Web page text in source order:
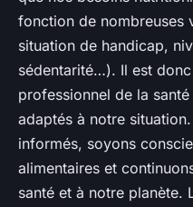
fonction de nombreuses
situation de handicap,
sédentarité…). Il est
professionnel de la
adaptés à notre
informés, soyons
alimentaires et
santé et à notre planète.